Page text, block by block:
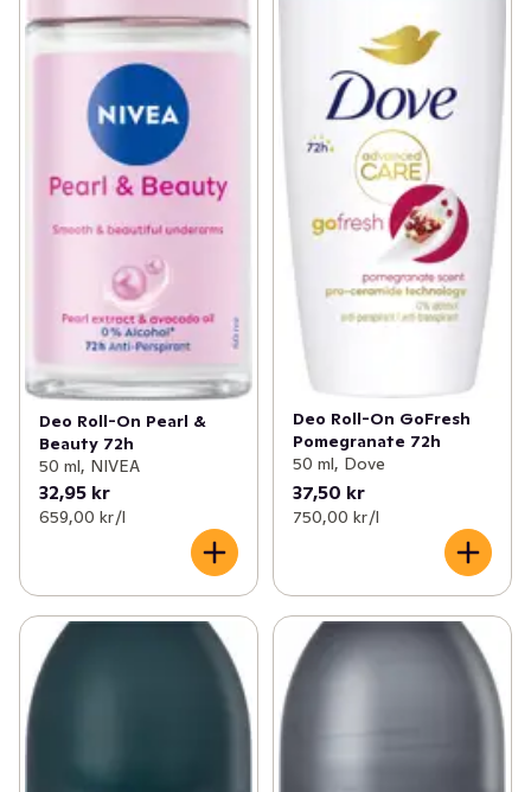
Deo Roll-On Pearl &
Beauty 72h
50 ml, NIVEA
32,95 kr
659,00 kr /l
Deo Roll-On GoFresh
Pomegranate 72h
50 ml, Dove
37,50 kr
750,00 kr /l